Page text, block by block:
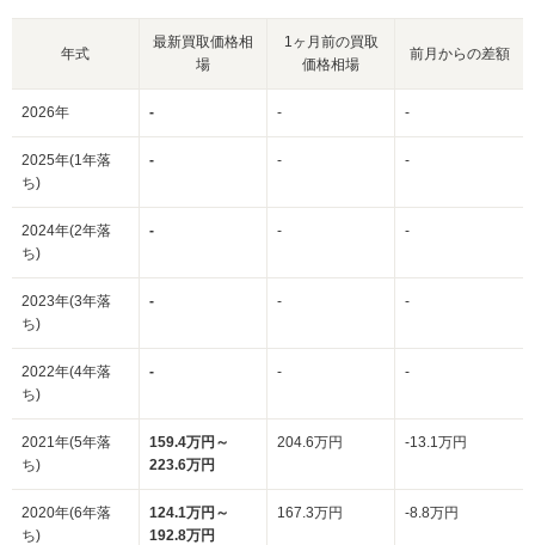
年式
最新買取価格相
場
1ヶ月前の買取
価格相場
前月からの差額
2026年 - - -
2025年(1年落
ち)
- - -
2024年(2年落
ち)
- - -
2023年(3年落
ち)
- - -
2022年(4年落
ち)
- - -
2021年(5年落
ち)
159.4万円～
223.6万円
204.6万円 -13.1万円
2020年(6年落
ち)
124.1万円～
192.8万円
167.3万円 -8.8万円